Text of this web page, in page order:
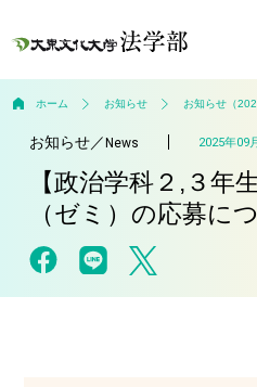
ホーム お知らせ お知らせ（
お知らせ／ News 2025年09
【政治学科２,３年
（ゼミ）の応募に